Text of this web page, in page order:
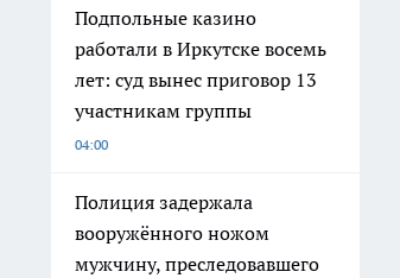
Подпольные казино
работали в Иркутске восемь
лет: суд вынес приговор 13
участникам группы
04:00
Полиция задержала
вооружённого ножом
мужчину, преследовавшего